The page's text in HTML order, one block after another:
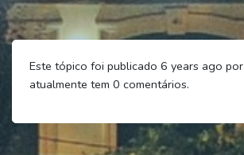
Este tópico foi publicado 6 years ago por
atualmente tem 0 comentários.